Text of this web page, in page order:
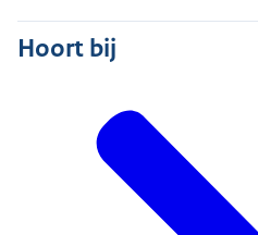
Hoort bij